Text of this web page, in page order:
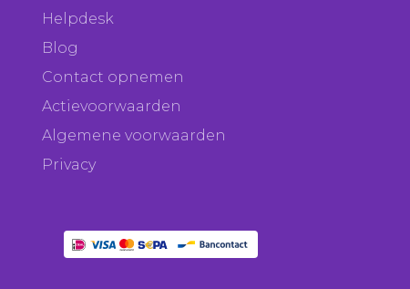
Helpdesk
Blog
Contact opnemen
Actievoorwaarden
Algemene voorwaarden
Privacy